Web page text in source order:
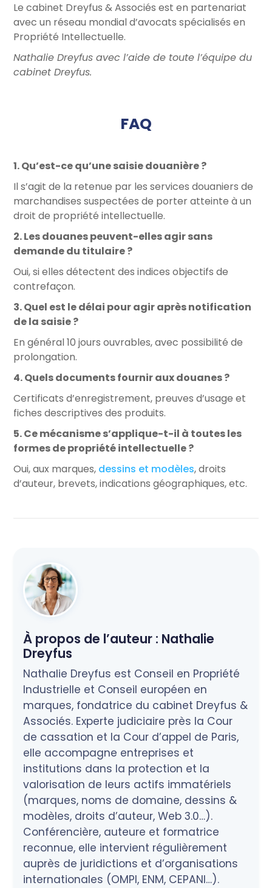
Le cabinet Dreyfus & Associés est en partenariat
avec un réseau mondial d’avocats spécialisés en
Propriété Intellectuelle.
Nathalie Dreyfus avec l’aide de toute l’équipe du
cabinet Dreyfus.
FAQ
1. Qu’est-ce qu’une saisie douanière ?
Il s’agit de la retenue par les services douaniers de
marchandises suspectées de porter atteinte à un
droit de propriété intellectuelle.
2. Les douanes peuvent-elles agir sans
demande du titulaire ?
Oui, si elles détectent des indices objectifs de
contrefaçon.
3. Quel est le délai pour agir après notification
de la saisie ?
En général 10 jours ouvrables, avec possibilité de
prolongation.
4. Quels documents fournir aux douanes ?
Certificats d’enregistrement, preuves d’usage et
fiches descriptives des produits.
5. Ce mécanisme s’applique-t-il à toutes les
formes de propriété intellectuelle ?
Oui, aux marques, dessins et modèles, droits
d’auteur, brevets, indications géographiques, etc.
À propos de l’auteur : Nathalie
Dreyfus
Nathalie Dreyfus est Conseil en Propriété
Industrielle et Conseil européen en
marques, fondatrice du cabinet Dreyfus &
Associés. Experte judiciaire près la Cour
de cassation et la Cour d’appel de Paris,
elle accompagne entreprises et
institutions dans la protection et la
valorisation de leurs actifs immatériels
(marques, noms de domaine, dessins &
modèles, droits d’auteur, Web 3.0…).
Conférencière, auteure et formatrice
reconnue, elle intervient régulièrement
auprès de juridictions et d’organisations
internationales (OMPI, ENM, CEPANI…).